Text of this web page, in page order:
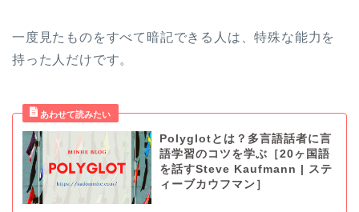
一度見たものをすべて暗記できる人は、特殊な能力を
持った人だけです。
Polyglotとは？多言語話者に言
語学習のコツを学ぶ［20ヶ国語
を話すSteve Kaufmann | ステ
ィーブカウフマン］